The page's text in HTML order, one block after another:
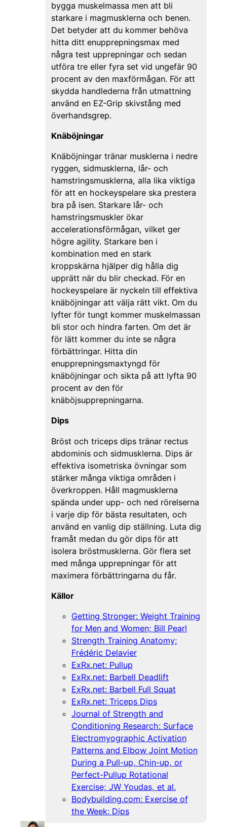
bygga muskelmassa men att bli
starkare i magmusklerna och benen.
Det betyder att du kommer behöva
hitta ditt enupprepningsmax med
några test upprepningar och sedan
utföra tre eller fyra set vid ungefär 90
procent av den maxförmågan. För att
skydda handlederna från utmattning
använd en EZ-Grip skivstång med
överhandsgrep.
Knäböjningar
Knäböjningar tränar musklerna i nedre
ryggen, sidmusklerna, lår- och
hamstringsmusklerna, alla lika viktiga
för att en hockeyspelare ska prestera
bra på isen. Starkare lår- och
hamstringsmuskler ökar
accelerationsförmågan, vilket ger
högre agility. Starkare ben i
kombination med en stark
kroppskärna hjälper dig hålla dig
upprätt när du blir checkad. För en
hockeyspelare är nyckeln till effektiva
knäböjningar att välja rätt vikt. Om du
lyfter för tungt kommer muskelmassan
bli stor och hindra farten. Om det är
för lätt kommer du inte se några
förbättringar. Hitta din
enupprepningsmaxtyngd för
knäböjningar och sikta på att lyfta 90
procent av den för
knäböjsupprepningarna.
Dips
Bröst och triceps dips tränar rectus
abdominis och sidmusklerna. Dips är
effektiva isometriska övningar som
stärker många viktiga områden i
överkroppen. Håll magmusklerna
spända under upp- och ned rörelserna
i varje dip för bästa resultaten, och
använd en vanlig dip ställning. Luta dig
framåt medan du gör dips för att
isolera bröstmusklerna. Gör flera set
med många upprepningar för att
maximera förbättringarna du får.
Källor
Getting Stronger: Weight Training
for Men and Women; Bill Pearl
Strength Training Anatomy;
Frédéric Delavier
ExRx.net: Pullup
ExRx.net: Barbell Deadlift
ExRx.net: Barbell Full Squat
ExRx.net: Triceps Dips
Journal of Strength and
Conditioning Research: Surface
Electromyographic Activation
Patterns and Elbow Joint Motion
During a Pull-up, Chin-up, or
Perfect-Pullup Rotational
Exercise; JW Youdas, et al.
Bodybuilding.com: Exercise of
the Week: Dips